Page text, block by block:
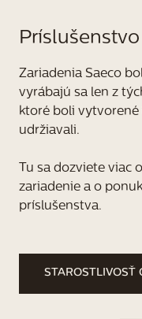
Zariadenia Saeco
vyrábajú sa len z
ktoré boli vytvorené
udržiavali.
Tu sa dozviete viac
zariadenie a o
príslušenstva.
STAROSTLIVOSŤ